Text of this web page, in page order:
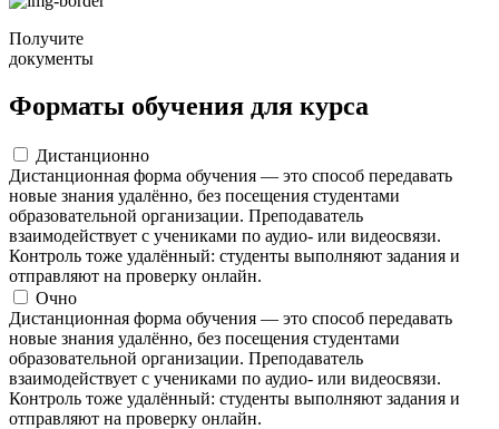
Получите
документы
Форматы обучения для курса
Дистанционно
Дистанционная форма обучения — это способ передавать
новые знания удалённо, без посещения студентами
образовательной организации. Преподаватель
взаимодействует с учениками по аудио- или видеосвязи.
Контроль тоже удалённый: студенты выполняют задания и
отправляют на проверку онлайн.
Очно
Дистанционная форма обучения — это способ передавать
новые знания удалённо, без посещения студентами
образовательной организации. Преподаватель
взаимодействует с учениками по аудио- или видеосвязи.
Контроль тоже удалённый: студенты выполняют задания и
отправляют на проверку онлайн.